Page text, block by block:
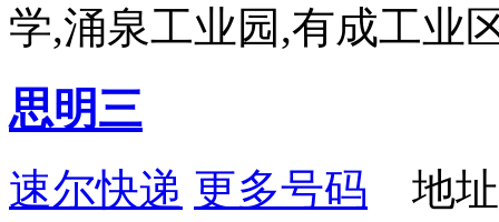
学,涌泉工业园,有成工业
思明三
速尔快递 更多号码 地址